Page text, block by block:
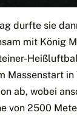
durfte sie
mit König
Massenstart
ab, wobei
von 2500